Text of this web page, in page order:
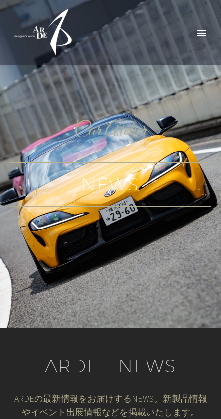
Car Atelier
NEWS
ARDE – NEWS
ARDEの最新情報をお届けするNEWS。新製品情報
やイベント出展情報などを掲載いたします。